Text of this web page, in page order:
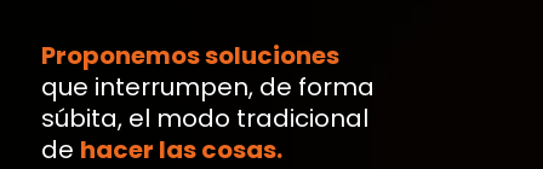
Proponemos soluciones
que interrumpen, de forma
súbita, el modo tradicional
de hacer las cosas.